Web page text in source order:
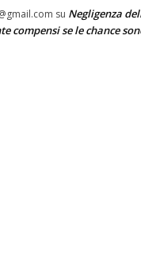
su Negligenza
compensi se le chance